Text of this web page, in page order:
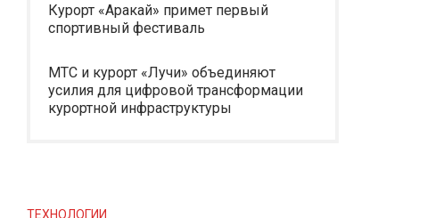
Курорт «Аракай» примет первый
спортивный фестиваль
МТС и курорт «Лучи» объединяют
усилия для цифровой трансформации
курортной инфраструктуры
ТЕХНОЛОГИИ